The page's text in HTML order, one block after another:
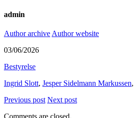
admin
Author archive Author website
03/06/2026
Bestyrelse
Ingrid Slott, Jesper Sidelmann Markussen,
Previous post Next post